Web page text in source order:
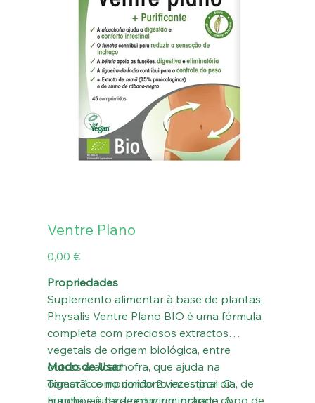
Ventre Plano
Preço
0,00 €
Propriedades
Suplemento alimentar à base de plantas,
Physalis Ventre Plano BIO é uma fórmula
completa com preciosos extractos
vegetais de origem biológica, entre
outros a alcachofra, que ajuda na
digestão e no conforto intestinal. O
Funcho ajuda a reduzir o inchaço. A
Modo de Usar
Tomar 1 comprimido 2 vezes por dia, de
manhã e à tarde com um grande copo de